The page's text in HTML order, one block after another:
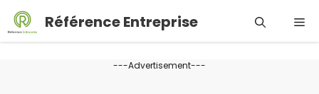
Aller
contenu
Référence Entreprise
---Advertisement---